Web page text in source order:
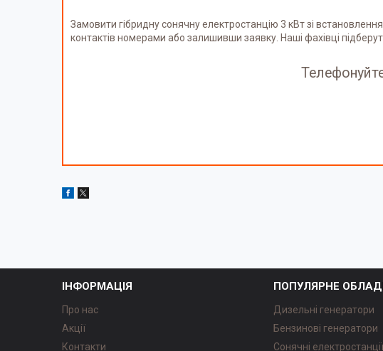
Замовити гібридну сонячну електростанцію 3 кВт зі
контактів номерами або залишивши заявку. Наші фахівці
ІНФОРМАЦІЯ
Про нас
Акції
Контакти
ПОПУЛЯРНЕ
Дизельні генератори
Бензинові генератори
Сонячні електростанції